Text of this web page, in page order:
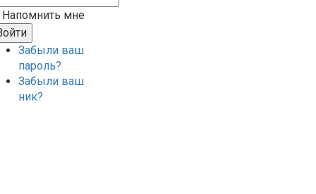
Напомнить мне
Забыли ваш
пароль?
Забыли ваш
ник?